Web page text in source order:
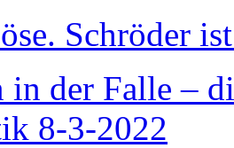
Schröder
in der Falle –
8-3-2022